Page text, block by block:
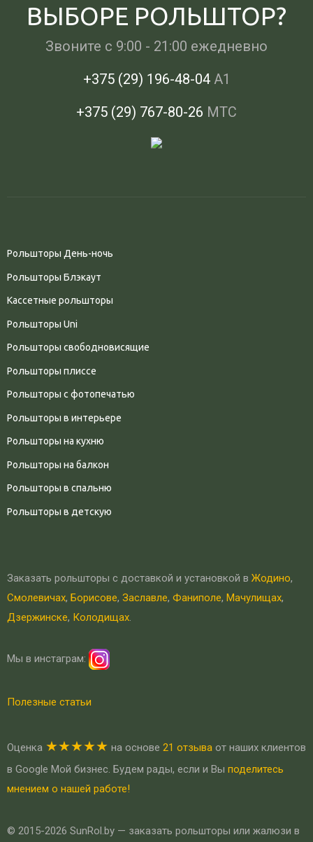
ВЫБОРЕ РОЛЬШТОР?
Звоните c 9:00 - 21:00 ежедневно
+375 (29) 196-48-04А1
+375 (29) 767-80-26 МТС
Рольшторы День-ночь
Рольшторы Блэкаут
Кассетные рольшторы
Рольшторы Uni
Рольшторы свободновисящие
Рольшторы плиссе
Рольшторы с фотопечатью
Рольшторы в интерьере
Рольшторы на кухню
Рольшторы на балкон
Рольшторы в спальню
Рольшторы в детскую
Заказать рольшторы с доставкой и установкой в Жодино,
Смолевичах, Борисове, Заславле, Фаниполе, Мачулищах,
Дзержинске, Колодищах.
Мы в инстаграм:
Полезные статьи
Оценка ★★★★★ на основе 21 отзыва от наших клиентов
в Google Мой бизнес. Будем рады, если и Вы поделитесь
мнением о нашей работе!
© 2015-2026 SunRol.by — заказать рольшторы или жалюзи в